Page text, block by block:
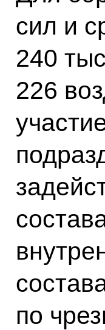
сил и
240
226
по